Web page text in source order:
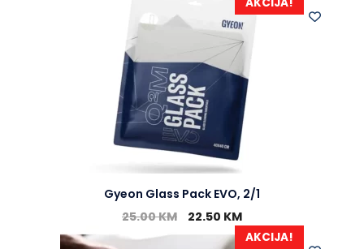
AKCIJA!
Gyeon Glass Pack EVO, 2/1
25.00KM 22.50 KM
AKCIJA!